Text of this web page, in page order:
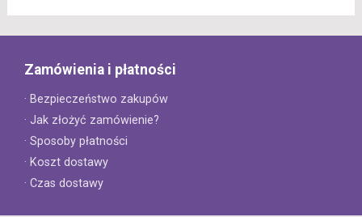
Zamówienia i płatności
· Bezpieczeństwo zakupów
· Jak złożyć zamówienie?
· Sposoby płatności
· Koszt dostawy
· Czas dostawy